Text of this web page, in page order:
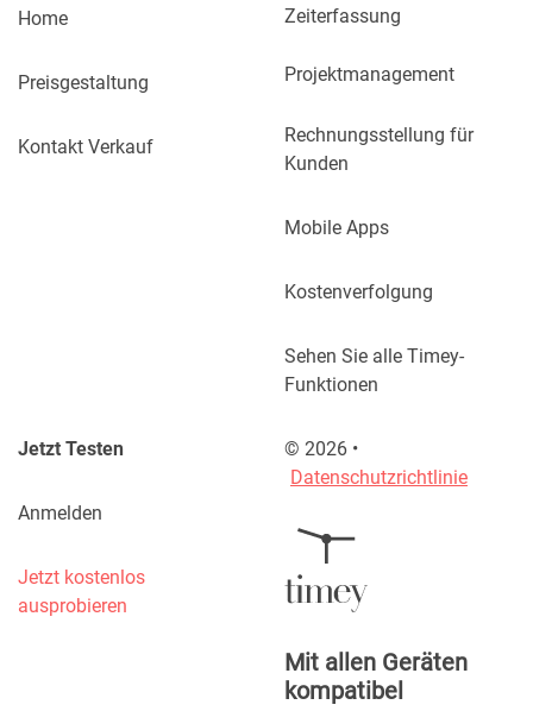
Home
Preisgestaltung
Kontakt Verkauf
Zeiterfassung
Projektmanagement
Rechnungsstellung für
Kunden
Mobile Apps
Kostenverfolgung
Sehen Sie alle Timey-
Funktionen
Jetzt Testen
Anmelden
Jetzt kostenlos
ausprobieren
© 2026 •
Datenschutzrichtlinie
Mit allen Geräten
kompatibel